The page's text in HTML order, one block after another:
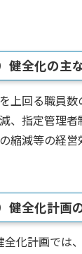
健全化の主
上回る職員
、指定管理
縮減等の経営
健全化計画
化計画では